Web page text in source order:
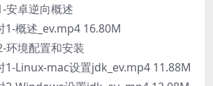
卓逆向概述
概述_ev.mp4 16.80M
境配置和安装
Linux-mac设置jdk_ev.mp4 11.88M